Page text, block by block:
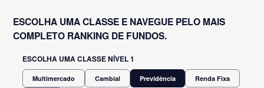
ESCOLHA UMA CLASSE E NAVEGUE PELO MAIS
COMPLETO RANKING DE FUNDOS.
ESCOLHA UMA CLASSE NÍVEL 1
Multimercado Cambial Previdência Renda Fixa